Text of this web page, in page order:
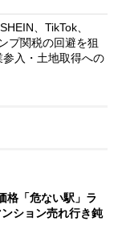
、TikTok、
プ関税の回避を狙
入・土地取得への
格「危ない駅」ラ
ション売れ行き鈍